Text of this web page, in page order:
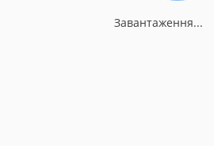
Завантаження...